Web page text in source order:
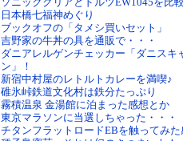
日本橋七福神めぐり
ブックオフの「タメシ買いセット」
吉野家の牛丼の具を通販で・・・
ダニアレルゲンチェッカー「ダニスキ
ン」！
新宿中村屋のレトルトカレーを満喫♪
碓氷峠鉄道文化村は鉄分たっぷり
霧積温泉 金湯館に泊まった感想とか
東京マラソンに当選しちゃった・・・
チタンフラットロードEBを触ってみた